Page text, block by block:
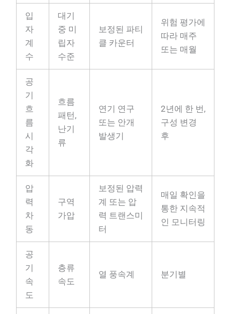
입
자
계
수
대기
중 미
립자
수준
보정된 파티
클 카운터
위험 평가에
따라 매주
또는 매월
공
기
흐
름
시
각
화
흐름
패턴,
난기
류
연기 연구
또는 안개
발생기
2년에 한 번,
구성 변경
후
압
력
차
동
구역
가압
보정된 압력
계 또는 압
력 트랜스미
터
매일 확인을
통한 지속적
인 모니터링
공
기
속
도
층류
속도
열 풍속계 분기별